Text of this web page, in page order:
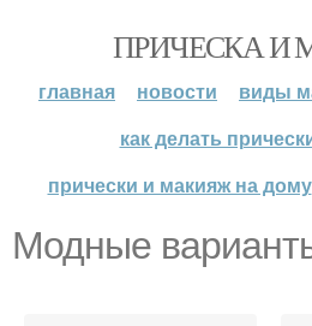
ПРИЧЕСКА И
главная новости
виды
как делать
прически и макияж на дому
Модные